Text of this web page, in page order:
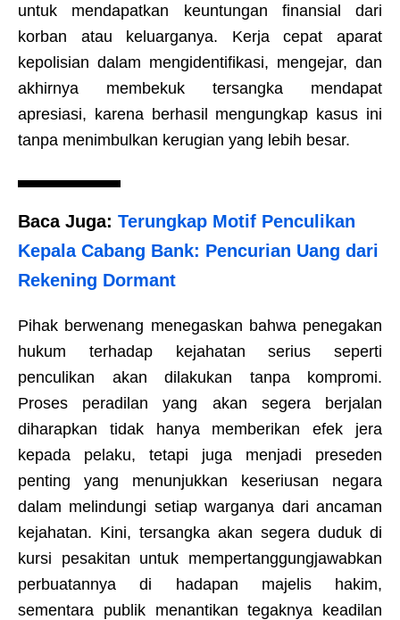
untuk mendapatkan keuntungan finansial dari
korban atau keluarganya. Kerja cepat aparat
kepolisian dalam mengidentifikasi, mengejar, dan
akhirnya membekuk tersangka mendapat
apresiasi, karena berhasil mengungkap kasus ini
tanpa menimbulkan kerugian yang lebih besar.
Baca Juga: Terungkap Motif Penculikan
Kepala Cabang Bank: Pencurian Uang dari
Rekening Dormant
Pihak berwenang menegaskan bahwa penegakan
hukum terhadap kejahatan serius seperti
penculikan akan dilakukan tanpa kompromi.
Proses peradilan yang akan segera berjalan
diharapkan tidak hanya memberikan efek jera
kepada pelaku, tetapi juga menjadi preseden
penting yang menunjukkan keseriusan negara
dalam melindungi setiap warganya dari ancaman
kejahatan. Kini, tersangka akan segera duduk di
kursi pesakitan untuk mempertanggungjawabkan
perbuatannya di hadapan majelis hakim,
sementara publik menantikan tegaknya keadilan